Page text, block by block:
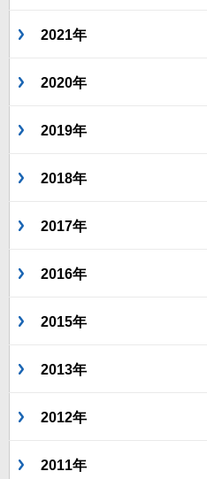
2021年
2020年
2019年
2018年
2017年
2016年
2015年
2013年
2012年
2011年